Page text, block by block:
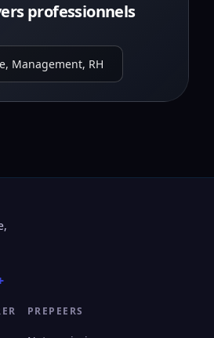
professionnels
Management, RH
PREPEERS